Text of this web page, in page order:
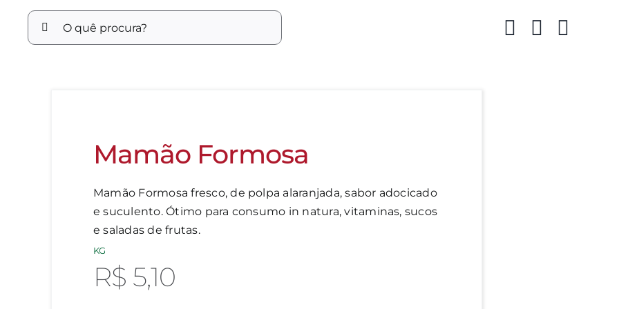
Buscar
resultados
Mamão Formosa
Mamão Formosa fresco, de polpa alaranjada, sabor adocicado
e suculento. Ótimo para consumo in natura, vitaminas, sucos
e saladas de frutas.
KG
R$ 5,10